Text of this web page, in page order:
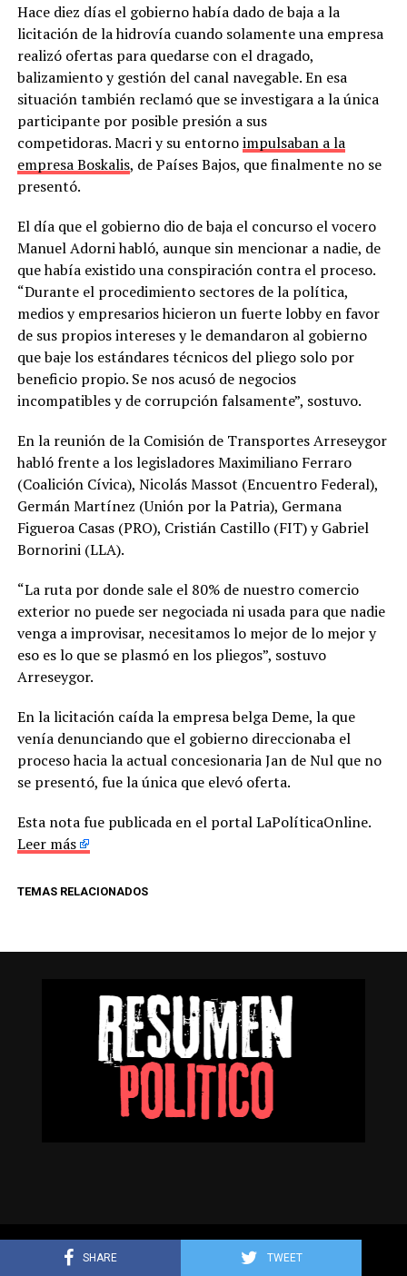
SHARE TWEET
Hace diez días el gobierno había dado de baja a la
licitación de la hidrovía cuando solamente una empresa
realizó ofertas para quedarse con el dragado,
balizamiento y gestión del canal navegable. En esa
situación también reclamó que se investigara a la única
participante por posible presión a sus
competidoras.Macri y su entornoimpulsaban a la
empresa Boskalis, de Países Bajos, que finalmente no se
presentó.
El día que el gobierno dio de baja el concurso el vocero
Manuel Adorni habló, aunque sin mencionar a nadie, de
que había existido una conspiración contra el proceso.
“Durante el procedimiento sectores de la política,
medios y empresarios hicieron un fuerte lobby en favor
de sus propios intereses y le demandaron al gobierno
que baje los estándares técnicos del pliego solo por
beneficio propio. Se nos acusó de negocios
incompatibles y de corrupción falsamente”, sostuvo.
En la reunión de la Comisión de Transportes Arreseygor
habló frente a los legisladores Maximiliano Ferraro
(Coalición Cívica), Nicolás Massot (Encuentro Federal),
Germán Martínez (Unión por la Patria), Germana
Figueroa Casas (PRO), Cristián Castillo (FIT) y Gabriel
Bornorini (LLA).
“La ruta por donde sale el 80% de nuestro comercio
exterior no puede ser negociada ni usada para que nadie
venga a improvisar, necesitamos lo mejor de lo mejor y
eso es lo que se plasmó en los pliegos”, sostuvo
Arreseygor.
En la licitación caída la empresa belga Deme, la que
venía denunciando que el gobierno direccionaba el
proceso hacia la actual concesionaria Jan de Nul que no
se presentó, fue la única que elevó oferta.
Esta nota fue publicada en el portal LaPolíticaOnline.
Leer más
TEMAS RELACIONADOS
Resumen Político © Todos los derechos reservados.